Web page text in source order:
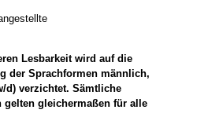
Lesbarkeit wird auf die
der Sprachformen männlich,
d) verzichtet. Sämtliche
gelten gleichermaßen für alle